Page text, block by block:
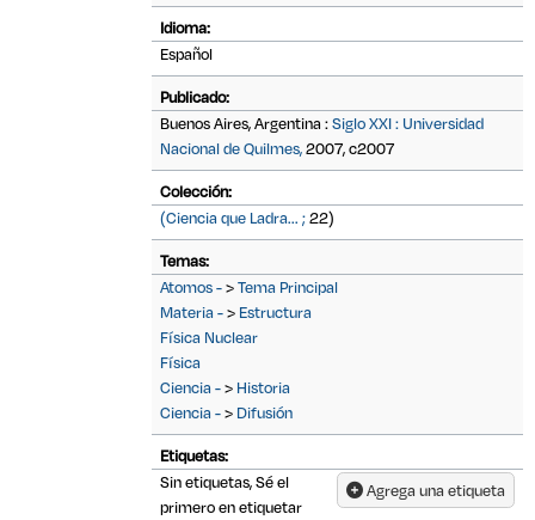
Idioma:
Español
Publicado:
Buenos Aires, Argentina :Siglo XXI : Universidad
Nacional de Quilmes,2007, c2007
Colección:
(Ciencia que Ladra... ;22)
Temas:
Atomos ->Tema Principal
Materia -> Estructura
Física Nuclear
Física
Ciencia -> Historia
Ciencia -> Difusión
Etiquetas:
Agrega una etiqueta
Sin etiquetas, Sé el
primero en etiquetar